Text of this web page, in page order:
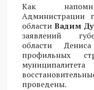
Как
Администрации
областиВадим
заявлений
области
профильных
проведены.